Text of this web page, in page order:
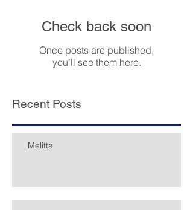
Check back soon
Once posts are published,
you’ll see them here.
Recent Posts
Melitta